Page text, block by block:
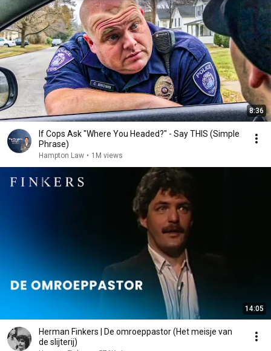
8:36
If Cops Ask "Where You Headed?" - Say THIS (Simple
Phrase)
Hampton Law • 1M views
14:05
Herman Finkers | De omroeppastor (Het meisje van
de slijterij)